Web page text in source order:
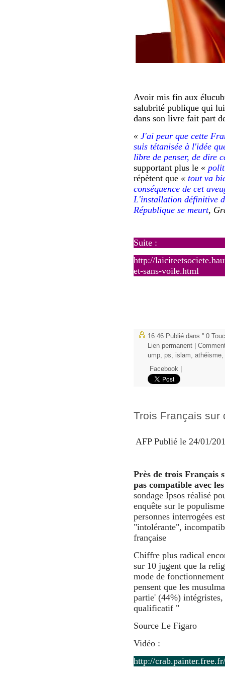
Avoir mis fin aux
salubrité publique qui
dans son livre fait part
« J'ai peur que cette
suis tétanisée à l'idée
libre de penser, de dire
supportant plus le «
répètent que « tout va
conséquence de cet
L'installation définitive
République se meurt,
Suite :
http://
et-sans-voile.html
16:46 Publié dans '' 0
Lien permanent
ump
ps islam athéisme
Facebook
Trois Français sur
AFP Publié le 24/01/
Près de trois Français
pas compatible avec
sondage Ipsos réalisé
enquête sur le
personnes interrogées
"intolérante",
française
Chiffre plus radical
sur 10 jugent que la
mode de
pensent que les
partie' (44%) intégristes,
qualificatif "
Source Le Figaro
Vidéo :
http://